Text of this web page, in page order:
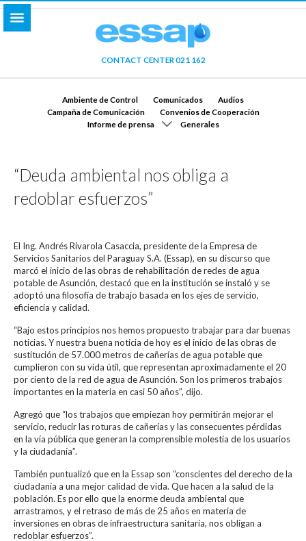
CONTACT CENTER 021 162
Ambiente de Control Comunicados
Audios
Campaña de Comunicación
Convenios de Cooperación
Informe de prensa
Generales
“Deuda ambiental nos obliga a
redoblar esfuerzos”
El Ing. Andrés Rivarola Casaccia, presidente de la Empresa de
Servicios Sanitarios del Paraguay S.A. (Essap), en su discurso que
marcó el inicio de las obras de rehabilitación de redes de agua
potable de Asunción, destacó que en la institución se instaló y se
adoptó una filosofía de trabajo basada en los ejes de servicio,
eficiencia y calidad.
“Bajo estos principios nos hemos propuesto trabajar para dar buenas
noticias. Y nuestra buena noticia de hoy es el inicio de las obras de
sustitución de 57.000 metros de cañerías de agua potable que
cumplieron con su vida útil, que representan aproximadamente el 20
por ciento de la red de agua de Asunción. Son los primeros trabajos
importantes en la materia en casi 50 años”, dijo.
Agregó que “los trabajos que empiezan hoy permitirán mejorar el
servicio, reducir las roturas de cañerías y las consecuentes pérdidas
en la vía pública que generan la comprensible molestia de los usuarios
y la ciudadanía”.
También puntualizó que en la Essap son “conscientes del derecho de la
ciudadanía a una mejor calidad de vida. Que hacen a la salud de la
población. Es por ello que la enorme deuda ambiental que
arrastramos, y el retraso de más de 25 años en materia de
inversiones en obras de infraestructura sanitaria, nos obligan a
redoblar esfuerzos”.